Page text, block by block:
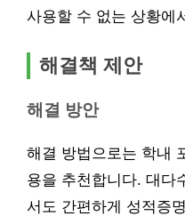
사용할 수 없는 상황에
해결책 제안
해결 방안
해결 방법으로는 학내
용을 추천합니다. 대다
서도 간편하게 성적증